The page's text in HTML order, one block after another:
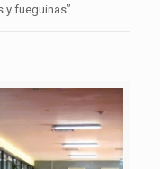
fueguinas”.